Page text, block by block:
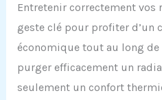
Entretenir correctement vos
geste clé pour profiter d’un
économique tout au long de
purger efficacement un
seulement un confort